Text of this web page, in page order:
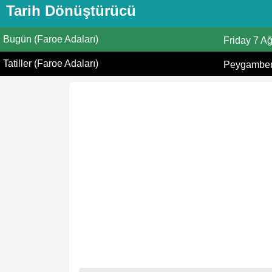
Tarih Dönüştürücü
Bugün (Faroe Adaları) Friday 7
Tatiller (Faroe Adaları)